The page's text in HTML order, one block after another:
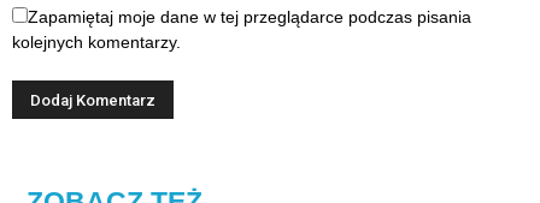
Zapamiętaj moje dane w tej przeglądarce podczas pisania
kolejnych komentarzy.